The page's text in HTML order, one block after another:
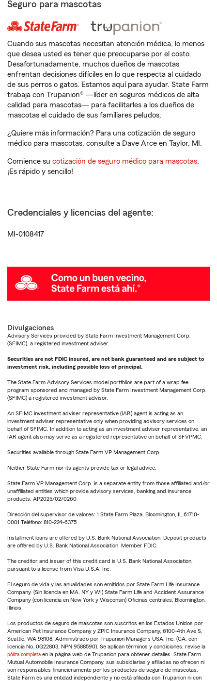
Seguro para mascotas
Cuando sus mascotas necesitan atención médica, lo menos
que desea usted es tener que preocuparse por el costo.
Desafortunadamente, muchos dueños de mascotas
enfrentan decisiones difíciles en lo que respecta al cuidado
de sus perros o gatos. Estamos aquí para ayudar. State Farm
trabaja con Trupanion® —líder en seguros médicos de alta
calidad para mascotas— para facilitarles a los dueños de
mascotas el cuidado de sus familiares peludos.
¿Quiere más información? Para una cotización de seguro
médico para mascotas, consulte a Dave Arce en Taylor, MI.
Comience su cotización de seguro médico para mascotas.
¡Es rápido y sencillo!
Credenciales y licencias del agente:
MI-0108417
Divulgaciones
Advisory Services provided by State Farm Investment Management Corp.
(SFIMC), a registered investment adviser.
Securities are not FDIC insured, are not bank guaranteed and are subject to
investment risk, including possible loss of principal.
The State Farm Advisory Services model portfolios are part of a wrap fee
program sponsored and managed by State Farm Investment Management Corp.
(SFIMC) a registered investment advisor.
An SFIMC investment adviser representative (IAR) agent is acting as an
investment adviser representative only when providing advisory services on
behalf of SFIMC. In addition to acting as an investment adviser representative, an
IAR agent also may serve as a registered representative on behalf of SFVPMC.
Securities available through State Farm VP Management Corp.
Neither State Farm nor its agents provide tax or legal advice.
State Farm VP Management Corp. is a separate entity from those affiliated and/or
unaffiliated entities which provide advisory services, banking and insurance
products. AP2025/02/0260
Dirección del supervisor de valores: 1 State Farm Plaza, Bloomington, IL 61710-
0001 Teléfono: 810-224-6375
Installment loans are offered by U.S. Bank National Association. Deposit products
are offered by U.S. Bank National Association. Member FDIC.
The creditor and issuer of this credit card is U.S. Bank National Association,
pursuant to a license from Visa U.S.A. Inc.
El seguro de vida y las anualidades son emitidos por State Farm Life Insurance
Company. (Sin licencia en MA, NY y WI) State Farm Life and Accident Assurance
Company (con licencia en New York y Wisconsin) Oficinas centrales, Bloomington,
Illinois.
Los productos de seguro de mascotas son suscritos en los Estados Unidos por
American Pet Insurance Company y ZPIC Insurance Company, 6100-4th Ave S,
Seattle, WA 98108. Administrado por Trupanion Managers USA, Inc. (CA: con
licencia No. 0G22803, NPN 9588590). Se aplican términos y condiciones, revise la
póliza completa en la página web de Trupanion para obtener detalles. State Farm
Mutual Automobile Insurance Company, sus subsidiarias y afiliadas no ofrecen ni
son responsables financieramente por los productos de seguro de mascotas.
State Farm es una entidad independiente y no está afiliada con Trupanion ni con